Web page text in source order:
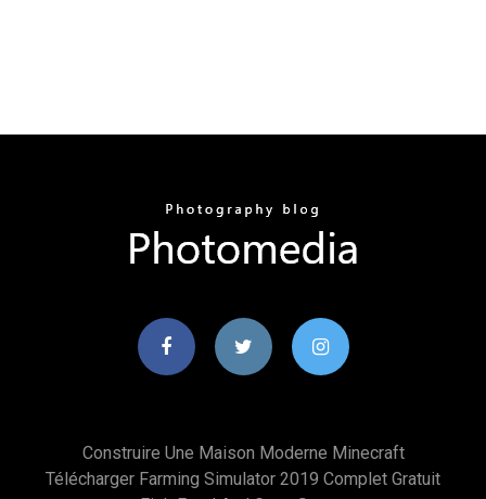
Construire Une Maison Moderne Minecraft
Télécharger Farming Simulator 2019 Complet Gratuit